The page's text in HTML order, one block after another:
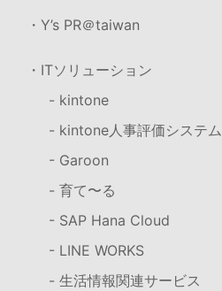
・Y’s PR＠taiwan
・ITソリューション
- kintone
- kintone人事評価システム
- Garoon
- 育て〜る
- SAP Hana Cloud
- LINE WORKS
- 生活情報関連サービス